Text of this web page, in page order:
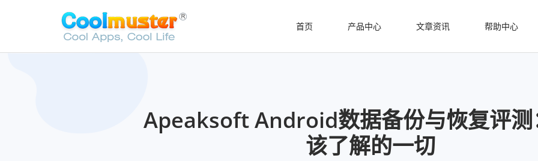
首页 产品中心 文章资讯 帮助中心
Apeaksoft Android数据备份与恢复评测
该了解的一切